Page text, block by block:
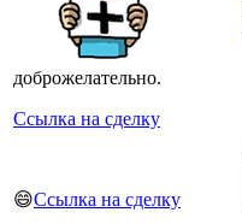
доброжелательно.
Ссылка на сделку
😄Ссылка на сделку